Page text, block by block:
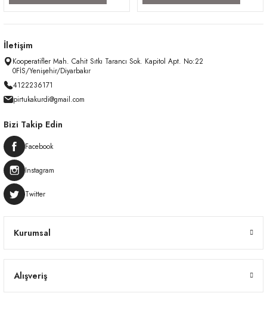
İletişim
Kooperatifler Mah. Cahit Sıtkı Tarancı Sok. Kapitol Apt. No:22
0FİS/Yenişehir/Diyarbakır
4122236171
pirtukakurdi@gmail.com
Kurumsal
Alışveriş
Bizi Takip Edin
Facebook
Instagram
Twitter